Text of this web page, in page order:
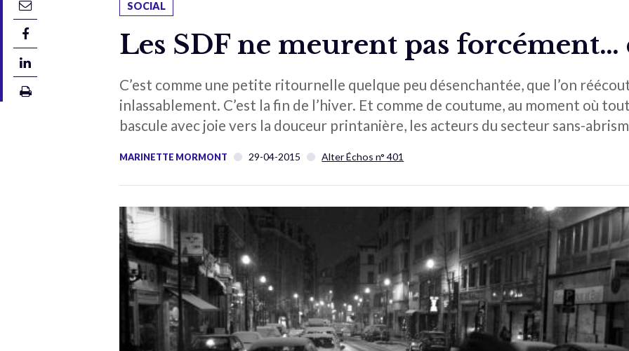
SOCIAL
Les SDF ne meurent pas
C’est comme une petite ritournelle quelque peu désenchantée, que l’on
inlassablement. C’est la fin de l’hiver. Et comme de coutume, au moment où
bascule avec joie vers la douceur printanière, les acteurs du secteur sans-
MARINETTE MORMONT 29-04-2015 Alter Échos n° 401